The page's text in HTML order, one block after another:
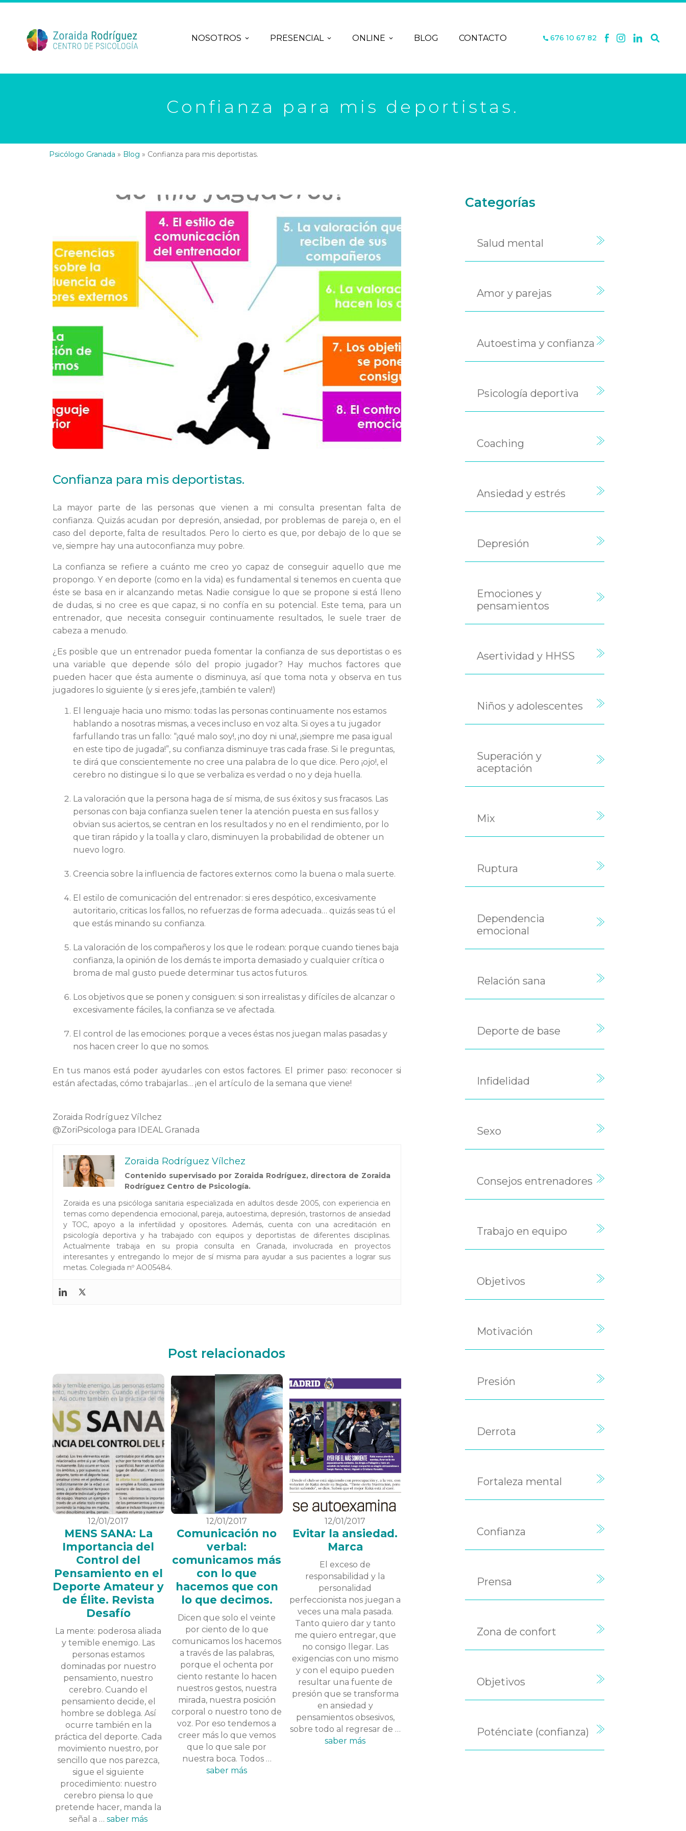
NOSOTROS PRESENCIAL ONLINE BLOG CONTACTO 676 10 67 82
Confianza para mis deportistas.
Psicólogo Granada » Blog » Confianza para mis deportistas.
Confianza para mis deportistas.
La mayor parte de las personas que vienen a mi consulta presentan falta de
confianza. Quizás acudan por depresión, ansiedad, por problemas de pareja o, en el
caso del deporte, falta de resultados. Pero lo cierto es que, por debajo de lo que se
ve, siempre hay una autoconfianza muy pobre.
La confianza se refiere a cuánto me creo yo capaz de conseguir aquello que me
propongo. Y en deporte (como en la vida) es fundamental si tenemos en cuenta que
éste se basa en ir alcanzando metas. Nadie consigue lo que se propone si está lleno
de dudas, si no cree es que capaz, si no confía en su potencial. Este tema, para un
entrenador, que necesita conseguir continuamente resultados, le suele traer de
cabeza a menudo.
¿Es posible que un entrenador pueda fomentar la confianza de sus deportistas o es
una variable que depende sólo del propio jugador? Hay muchos factores que
pueden hacer que ésta aumente o disminuya, así que toma nota y observa en tus
jugadores lo siguiente (y si eres jefe, ¡también te valen!)
El lenguaje hacia uno mismo: todas las personas continuamente nos estamos
hablando a nosotras mismas, a veces incluso en voz alta. Si oyes a tu jugador
farfullando tras un fallo: “¡qué malo soy!, ¡no doy ni una!, ¡siempre me pasa igual
en este tipo de jugada!”, su confianza disminuye tras cada frase. Si le preguntas,
te dirá que conscientemente no cree una palabra de lo que dice. Pero ¡ojo!, el
cerebro no distingue si lo que se verbaliza es verdad o no y deja huella.
La valoración que la persona haga de sí misma, de sus éxitos y sus fracasos. Las
personas con baja confianza suelen tener la atención puesta en sus fallos y
obvian sus aciertos, se centran en los resultados y no en el rendimiento, por lo
que tiran rápido y la toalla y claro, disminuyen la probabilidad de obtener un
nuevo logro.
Creencia sobre la influencia de factores externos: como la buena o mala suerte.
El estilo de comunicación del entrenador: si eres despótico, excesivamente
autoritario, criticas los fallos, no refuerzas de forma adecuada… quizás seas tú el
que estás minando su confianza.
La valoración de los compañeros y los que le rodean: porque cuando tienes baja
confianza, la opinión de los demás te importa demasiado y cualquier crítica o
broma de mal gusto puede determinar tus actos futuros.
Los objetivos que se ponen y consiguen: si son irrealistas y difíciles de alcanzar o
excesivamente fáciles, la confianza se ve afectada.
El control de las emociones: porque a veces éstas nos juegan malas pasadas y
nos hacen creer lo que no somos.
En tus manos está poder ayudarles con estos factores. El primer paso: reconocer si
están afectadas, cómo trabajarlas… ¡en el artículo de la semana que viene!
Zoraida Rodríguez Vílchez
@ZoriPsicologa para IDEAL Granada
Zoraida Rodríguez Vílchez
Contenido supervisado por Zoraida Rodríguez, directora de Zoraida
Rodríguez Centro de Psicología.
Zoraida es una psicóloga sanitaria especializada en adultos desde 2005, con experiencia en
temas como dependencia emocional, pareja, autoestima, depresión, trastornos de ansiedad
y TOC, apoyo a la infertilidad y opositores. Además, cuenta con una acreditación en
psicología deportiva y ha trabajado con equipos y deportistas de diferentes disciplinas.
Actualmente trabaja en su propia consulta en Granada, involucrada en proyectos
interesantes y entregando lo mejor de sí misma para ayudar a sus pacientes a lograr sus
metas. Colegiada nº AO05484.
Post relacionados
12/01/2017
MENS SANA: La
Importancia del
Control del
Pensamiento en el
Deporte Amateur y
de Élite. Revista
Desafío
La mente: poderosa aliada
y temible enemigo. Las
personas estamos
dominadas por nuestro
pensamiento, nuestro
cerebro. Cuando el
pensamiento decide, el
hombre se doblega. Así
ocurre también en la
práctica del deporte. Cada
movimiento nuestro, por
sencillo que nos parezca,
sigue el siguiente
procedimiento: nuestro
cerebro piensa lo que
pretende hacer, manda la
señal a …saber más
12/01/2017
Comunicación no
verbal:
comunicamos más
con lo que
hacemos que con
lo que decimos.
Dicen que solo el veinte
por ciento de lo que
comunicamos los hacemos
a través de las palabras,
porque el ochenta por
ciento restante lo hacen
nuestros gestos, nuestra
mirada, nuestra posición
corporal o nuestro tono de
voz. Por eso tendemos a
creer más lo que vemos
que lo que sale por
nuestra boca. Todos …
saber más
12/01/2017
Evitar la ansiedad.
Marca
El exceso de
responsabilidad y la
personalidad
perfeccionista nos juegan a
veces una mala pasada.
Tanto quiero dar y tanto
me quiero entregar, que
no consigo llegar. Las
exigencias con uno mismo
y con el equipo pueden
resultar una fuente de
presión que se transforma
en ansiedad y
pensamientos obsesivos,
sobre todo al regresar de …
saber más
Categorías
Salud mental
Amor y parejas
Autoestima y confianza
Psicología deportiva
Coaching
Ansiedad y estrés
Depresión
Emociones y
pensamientos
Asertividad y HHSS
Niños y adolescentes
Superación y
aceptación
Mix
Ruptura
Dependencia
emocional
Relación sana
Deporte de base
Infidelidad
Sexo
Consejos entrenadores
Trabajo en equipo
Objetivos
Motivación
Presión
Derrota
Fortaleza mental
Confianza
Prensa
Zona de confort
Objetivos
Poténciate (confianza)